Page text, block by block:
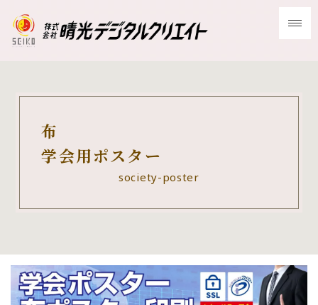
布
学会用ポスター
society-poster